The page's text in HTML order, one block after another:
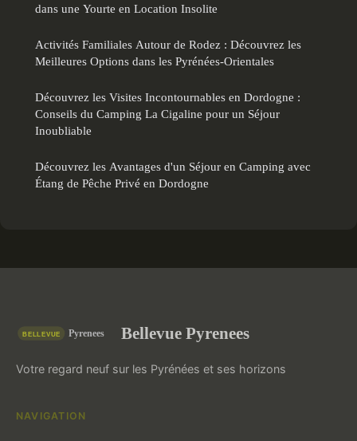
dans une Yourte en Location Insolite
Activités Familiales Autour de Rodez : Découvrez les
Meilleures Options dans les Pyrénées-Orientales
Découvrez les Visites Incontournables en Dordogne :
Conseils du Camping La Cigaline pour un Séjour
Inoubliable
Découvrez les Avantages d'un Séjour en Camping avec
Étang de Pêche Privé en Dordogne
Bellevue Pyrenees
Votre regard neuf sur les Pyrénées et ses horizons
NAVIGATION